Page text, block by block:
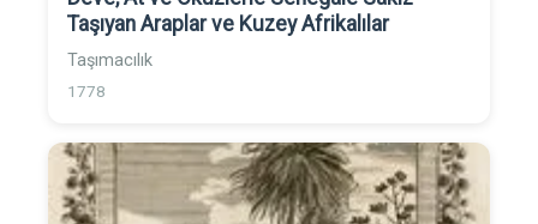
Taşıyan Araplar ve Kuzey Afrikalılar
Taşımacılık
1778